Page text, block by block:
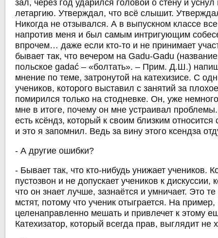
зал, через год ударился головой о стену и
летаргию. Утверждал, что всё слышит.
Никогда не отзывался. А в выпускном классе
напротив меня и был самым интригующим
впрочем… даже если кто-то и не принимает
бывает так, что вечером на Gadu-Gadu
польское gadać – «болтать». – Прим. Д.Ш.)
мнение по теме, затронутой на катехизисе. С
учеников, которого выставил с занятий за
помирился только на стодневке. Он, уже
мне в итоге, почему он мне устраивал
есть ксёндз, который к своим близким
и это я запомнил. Ведь за вину этого ксендза
- А другие ошибки?
- Бывает так, что кто-нибудь унижает учеников.
пустозвон и не допускает учеников к дискуссии,
что он знает лучше, зазнаётся и умничает. Это
мстят, потому что ученик отыграется. На пример,
целенаправленно мешать и привлечет к этому
Катехизатор, который всегда прав, выглядит не